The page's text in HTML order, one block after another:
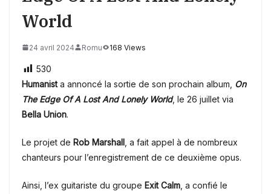
World
24 avril 2024 Romu 168 Views
530
Humanista annoncé la sortie de son prochain album,
On
The Edge Of A Lost And Lonely World, le 26 juillet via
Bella Union.
Le projet de Rob Marshall , a fait appel à de nombreux
chanteurs pour l’enregistrement de ce deuxième opus.
Ainsi, l’ex guitariste du groupe Exit Calm , a confié le